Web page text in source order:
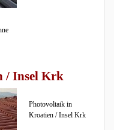
/ Insel Krk
Photovoltaik in
Kroatien / Insel Krk